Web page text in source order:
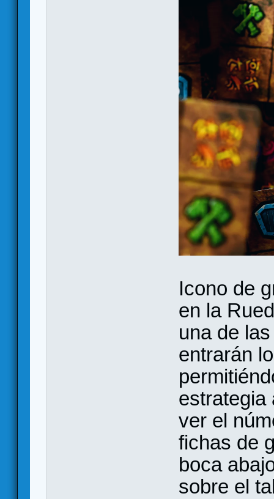
Icono de
en la
una de
entrarán
estrategia
ver el
fichas de
boca
sobre el